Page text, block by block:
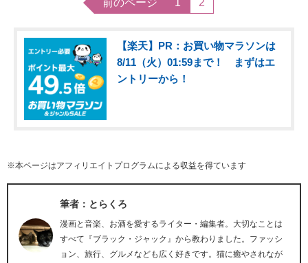
【楽天】PR：お買い物マラソンは
8/11（火）01:59まで！ まずはエ
ントリーから！
※本ページはアフィリエイトプログラムによる収益を得ています
筆者：とらくろ
漫画と音楽、お酒を愛するライター・編集者。大切なことは
すべて『ブラック・ジャック』から教わりました。ファッシ
ョン、旅行、グルメなども広く好きです。猫に癒やされなが